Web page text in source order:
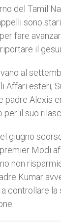
del Tamil
sono
fare
il
al
Affari esteri,
padre Alexis
per il suo
giugno
Modi
non
Kumar
controllare la